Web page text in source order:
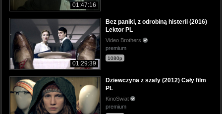
01:47:16
01:29:39
Bez paniki, z odrobiną histerii (2016)
Lektor PL
Video Brothers
premium
1080p
Dziewczyna z szafy (2012) Cały film
PL
KinoSwiat
premium